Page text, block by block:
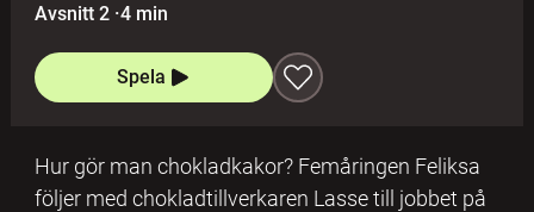
Avsnitt 2 ·4 min
Spela
Hur gör man chokladkakor? Femåringen Feliksa
följer med chokladtillverkaren Lasse till jobbet på